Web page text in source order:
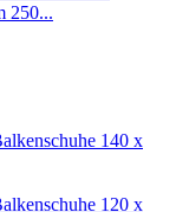
250...
140 x
120 x